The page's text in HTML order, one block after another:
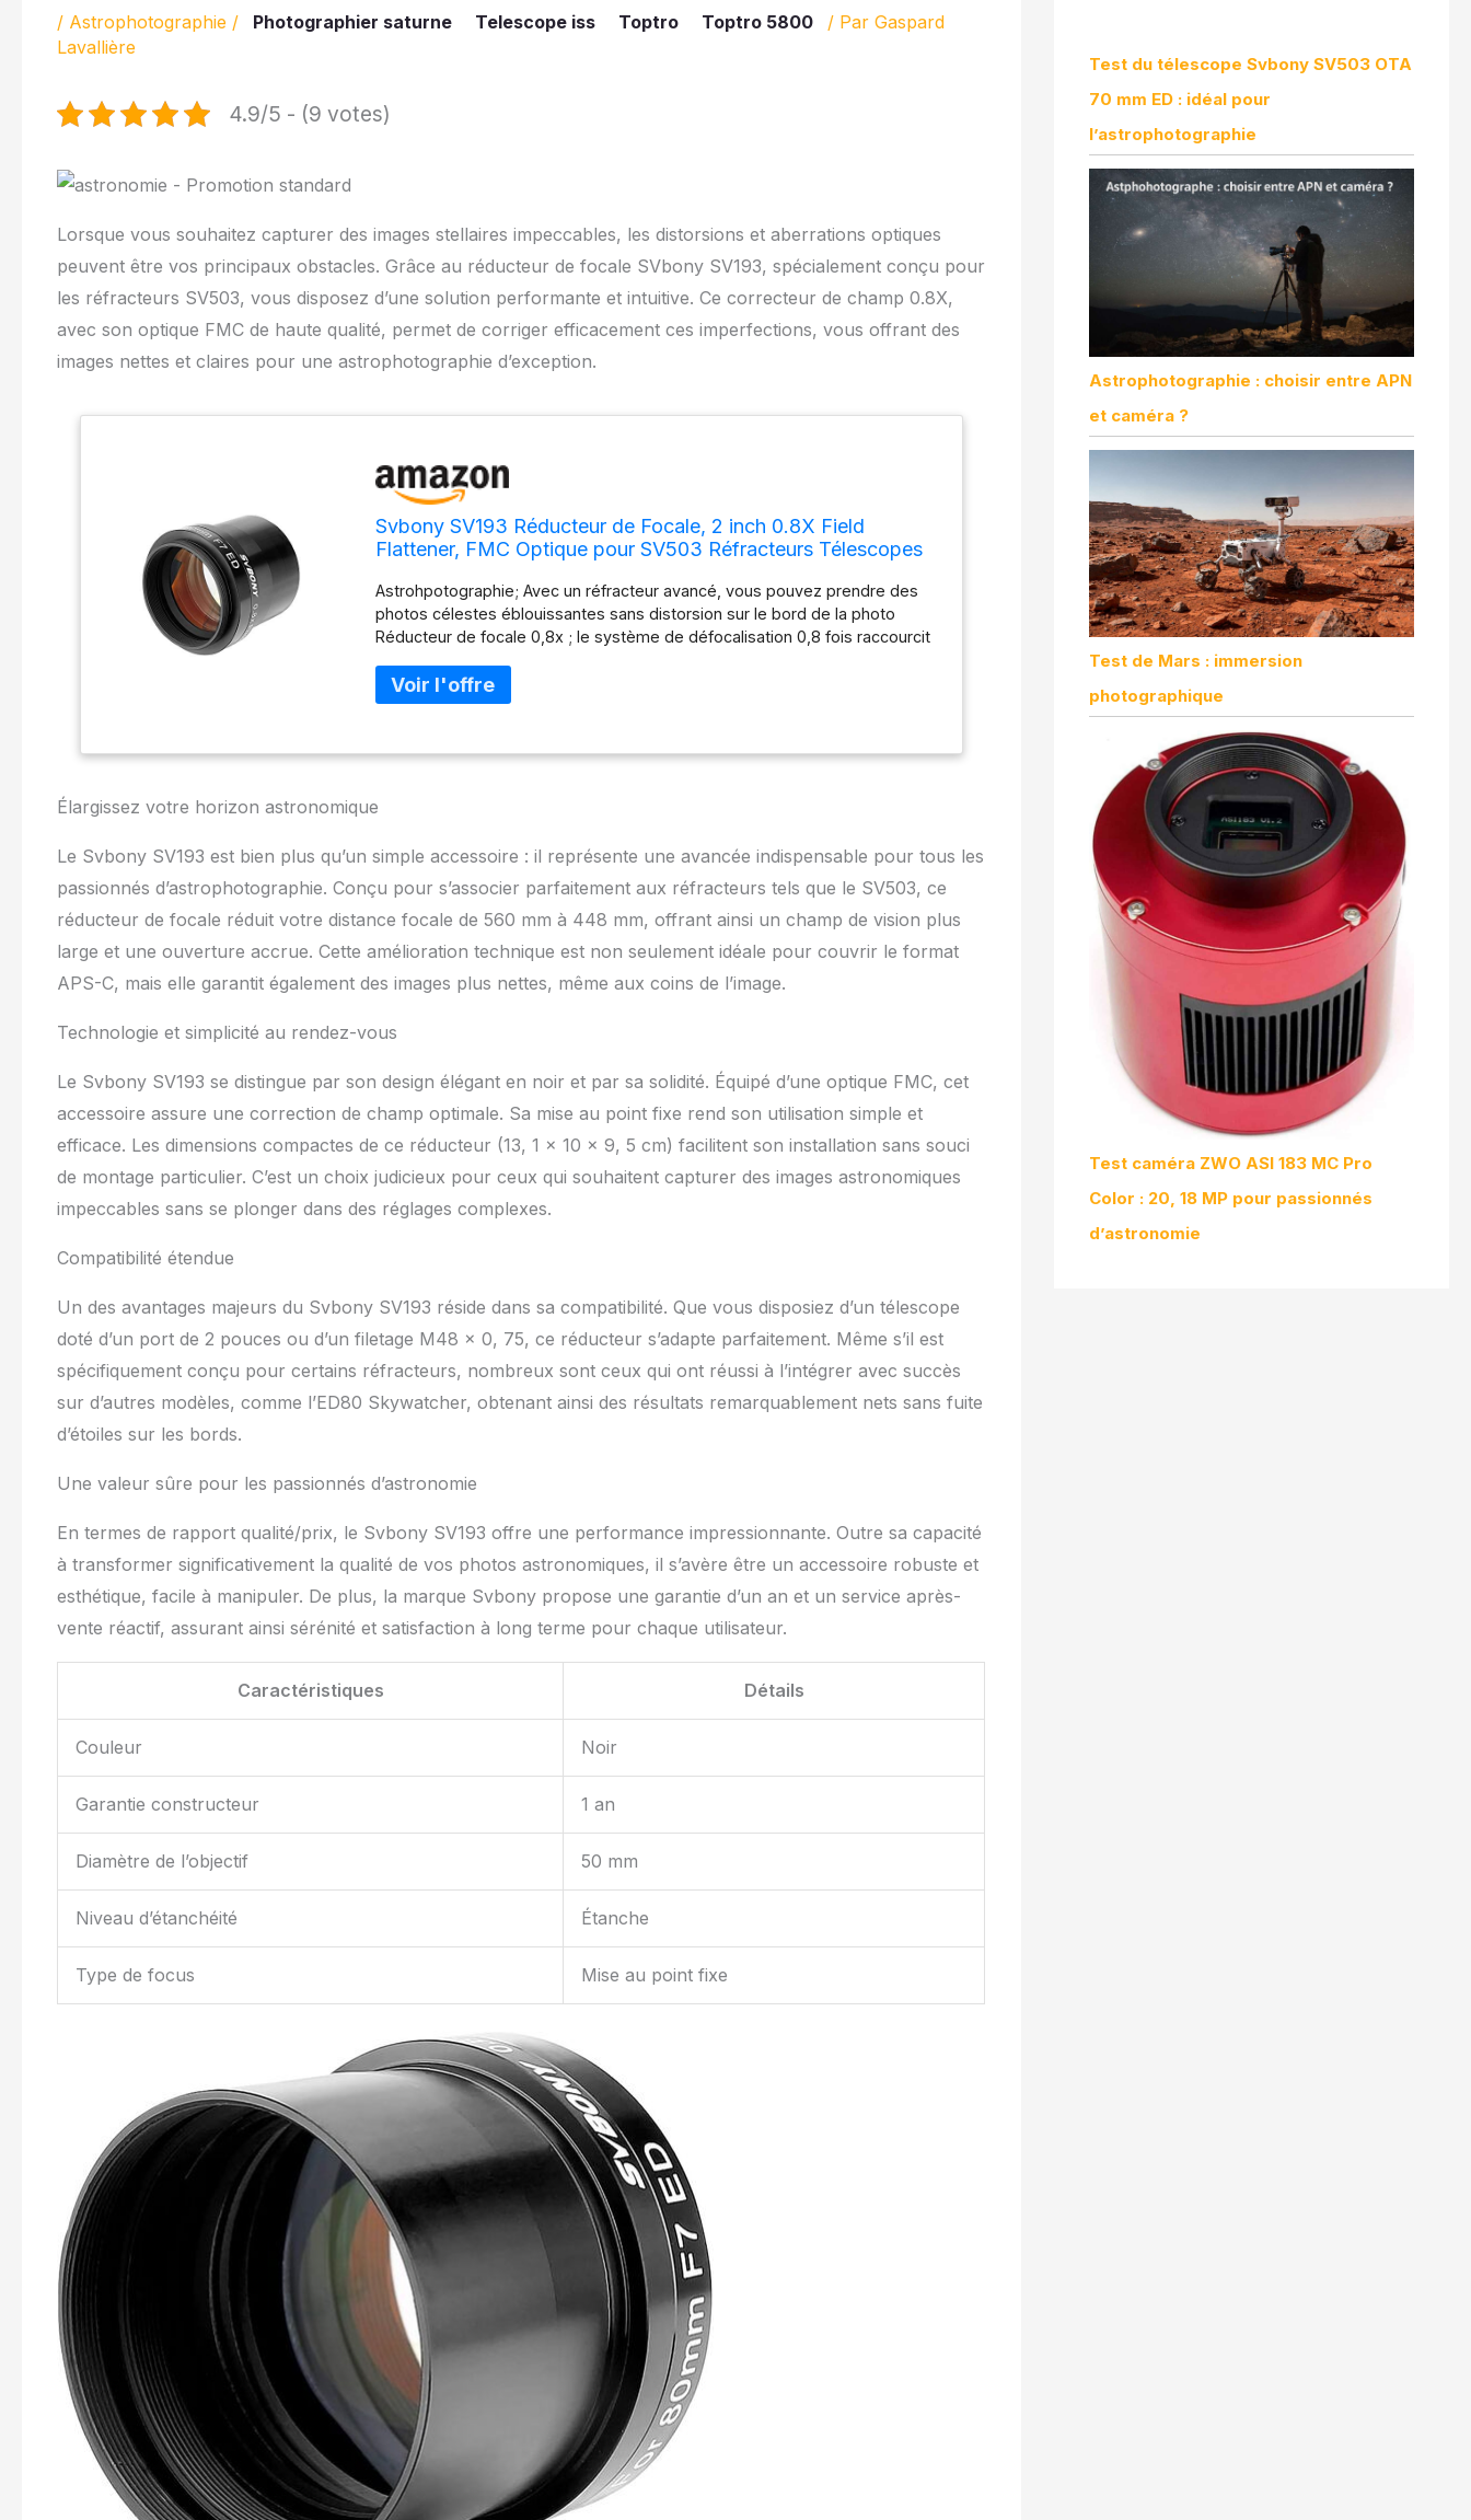
/ Astrophotographie / Photographier saturne Telescope iss Toptro Toptro 5800 / Par Gaspard
Lavallière
4.9/5 - (9 votes)
Lorsque vous souhaitez capturer des images stellaires impeccables, les distorsions et aberrations optiques
peuvent être vos principaux obstacles. Grâce au réducteur de focale SVbony SV193, spécialement conçu pour
les réfracteurs SV503, vous disposez d’une solution performante et intuitive. Ce correcteur de champ 0.8X,
avec son optique FMC de haute qualité, permet de corriger efficacement ces imperfections, vous offrant des
images nettes et claires pour une astrophotographie d’exception.
Svbony SV193 Réducteur de Focale, 2 inch 0.8X Field
Flattener, FMC Optique pour SV503 Réfracteurs Télescopes
Astrohpotographie; Avec un réfracteur avancé, vous pouvez prendre des
photos célestes éblouissantes sans distorsion sur le bord de la photo
Réducteur de focale 0,8x ; le système de défocalisation 0,8 fois raccourcit
peu de temps Compatibilité; prise de 2 pouces connecte le miroir primaire;
M48x0.75 fileté connecte la baïonnette de la caméra Image claire; lentille
Usinage de précision; haut polissage; corps en aluminium fini anodisé dur
Élargissez votre horizon astronomique
Le Svbony SV193 est bien plus qu’un simple accessoire : il représente une avancée indispensable pour tous les
passionnés d’astrophotographie. Conçu pour s’associer parfaitement aux réfracteurs tels que le SV503, ce
réducteur de focale réduit votre distance focale de 560 mm à 448 mm, offrant ainsi un champ de vision plus
large et une ouverture accrue. Cette amélioration technique est non seulement idéale pour couvrir le format
APS-C, mais elle garantit également des images plus nettes, même aux coins de l’image.
Technologie et simplicité au rendez-vous
Le Svbony SV193 se distingue par son design élégant en noir et par sa solidité. Équipé d’une optique FMC, cet
accessoire assure une correction de champ optimale. Sa mise au point fixe rend son utilisation simple et
efficace. Les dimensions compactes de ce réducteur (13, 1 x 10 x 9, 5 cm) facilitent son installation sans souci
de montage particulier. C’est un choix judicieux pour ceux qui souhaitent capturer des images astronomiques
impeccables sans se plonger dans des réglages complexes.
Compatibilité étendue
Un des avantages majeurs du Svbony SV193 réside dans sa compatibilité. Que vous disposiez d’un télescope
doté d’un port de 2 pouces ou d’un filetage M48 x 0, 75, ce réducteur s’adapte parfaitement. Même s’il est
spécifiquement conçu pour certains réfracteurs, nombreux sont ceux qui ont réussi à l’intégrer avec succès
sur d’autres modèles, comme l’ED80 Skywatcher, obtenant ainsi des résultats remarquablement nets sans fuite
d’étoiles sur les bords.
Une valeur sûre pour les passionnés d’astronomie
En termes de rapport qualité/prix, le Svbony SV193 offre une performance impressionnante. Outre sa capacité
à transformer significativement la qualité de vos photos astronomiques, il s’avère être un accessoire robuste et
esthétique, facile à manipuler. De plus, la marque Svbony propose une garantie d’un an et un service après-
vente réactif, assurant ainsi sérénité et satisfaction à long terme pour chaque utilisateur.
Caractéristiques Détails
Couleur Noir
Garantie constructeur 1 an
Diamètre de l’objectif 50 mm
Niveau d’étanchéité Étanche
Type de focus Mise au point fixe
Test du télescope Svbony SV503 OTA
70 mm ED : idéal pour
l’astrophotographie
Astrophotographie : choisir entre APN
et caméra ?
Test de Mars : immersion
photographique
Test caméra ZWO ASI 183 MC Pro
Color : 20, 18 MP pour passionnés
d’astronomie